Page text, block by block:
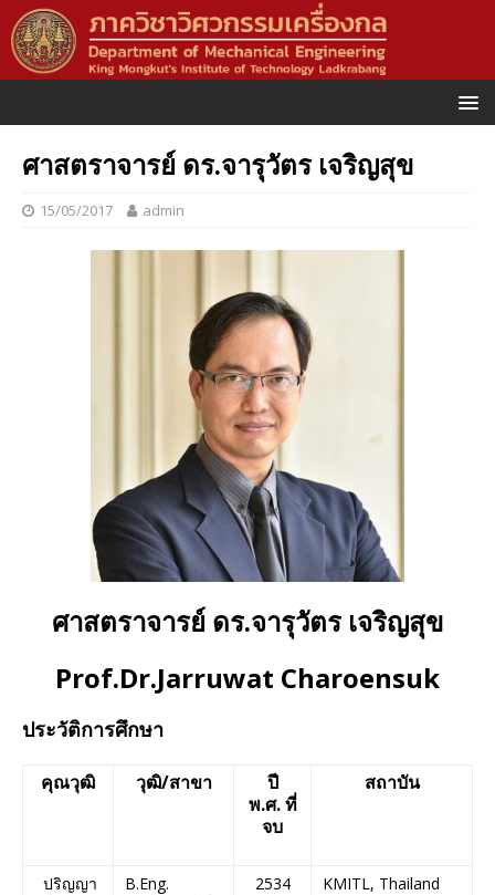
ศาสตราจารย์ ดร.จารุวัตร เจริญสุข
15/05/2017 admin
ศาสตราจารย์ ดร.จารุวัตร เจริญสุข
Prof.Dr.Jarruwat Charoensuk
ประวัติการศึกษา
คุณวุฒิ วุฒิ/สาขา
ปี
พ.ศ.ที่
จบ
สถาบัน
ปริญญา
B.Eng.
2534 KMITL, Thailand